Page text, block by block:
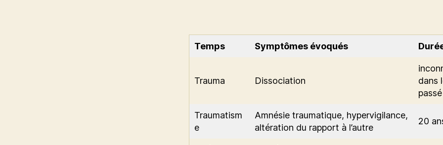
Temps Symptômes évoqués
Trauma Dissociation
dans
passé
Traumatism
e
Amnésie traumatique, hypervigilance,
altération du rapport à l’autre
20